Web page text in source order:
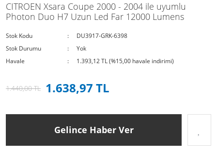
CITROEN Xsara Coupe 2000 - 2004 ile uyumlu
Photon Duo H7 Uzun Led Far 12000 Lumens
Stok Kodu
DU3917-GRK-6398
Stok Durumu
Yok
Havale
1.393,12 TL (%15,00 havale indirimi)
1.440,00 TL 1.638,97 TL
Gelince Haber Ver